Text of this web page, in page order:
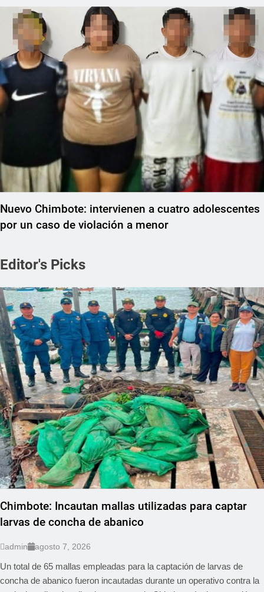
Nuevo Chimbote: intervienen a cuatro adolescentes
por un caso de violación a menor
Editor's Picks
REGIONAL
Chimbote: Incautan mallas utilizadas para captar
larvas de concha de abanico
admin agosto 7, 2026
Un total de 65 mallas empleadas para la captación de larvas de
concha de abanico fueron incautadas durante un operativo contra la